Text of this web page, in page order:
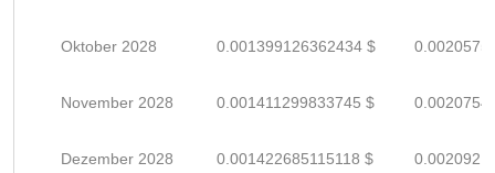
Oktober 2028 0.001399126362434 $
November 2028 0.001411299833745 $
Dezember 2028 0.001422685115118 $